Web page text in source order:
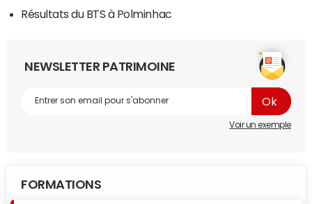
Résultats du BTS à Polminhac
NEWSLETTER PATRIMOINE
Voir un exemple
FORMATIONS